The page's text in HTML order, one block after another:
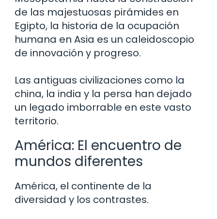
de las majestuosas pirámides en
Egipto, la historia de la ocupación
humana en Asia es un caleidoscopio
de innovación y progreso.
Las antiguas civilizaciones como la
china, la india y la persa han dejado
un legado imborrable en este vasto
territorio.
América: El encuentro de
mundos diferentes
América, el continente de la
diversidad y los contrastes.